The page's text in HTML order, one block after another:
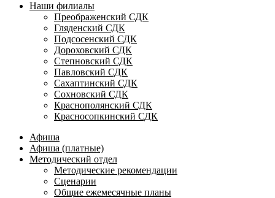
Наши филиалы
Преображенский СДК
Гляденский СДК
Подсосенский СДК
Дороховский СДК
Степновский СДК
Павловский СДК
Сахаптинский СДК
Сохновский СДК
Краснополянский СДК
Красносопкинский СДК
Афиша
Афиша (платные)
Методический отдел
Методические рекомендации
Сценарии
Общие ежемесячные планы